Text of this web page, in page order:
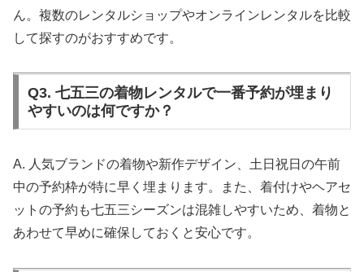
ん。複数のレンタルショップやオンラインレンタルを比較
して探すのがおすすめです。
Q3. 七五三の着物レンタルで一番予約が埋まり
やすいのは何ですか？
A. 人気ブランドの着物や新作デザイン、土日祝日の午前
中の予約枠が特に早く埋まります。また、着付けやヘアセ
ットの予約も七五三シーズンは混雑しやすいため、着物と
あわせて早めに確保しておくと安心です。